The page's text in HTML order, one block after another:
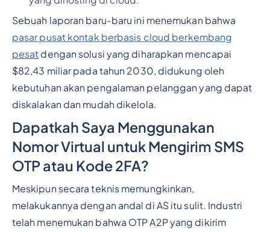
Sebuah laporan baru-baru ini menemukan bahwa
pasar pusat kontak berbasis cloud berkembang
pesat dengan solusi yang diharapkan mencapai
$82,43 miliar pada tahun 2030, didukung oleh
kebutuhan akan pengalaman pelanggan yang dapat
diskalakan dan mudah dikelola.
Dapatkah Saya Menggunakan
Nomor Virtual untuk Mengirim SMS
OTP atau Kode 2FA?
Meskipun secara teknis memungkinkan,
melakukannya dengan andal di AS itu sulit. Industri
telah menemukan bahwa OTP A2P yang dikirim